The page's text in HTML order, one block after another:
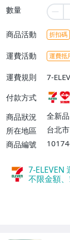
數量
商品活動 折扣碼
運費活動 運費抵
運費規則
7-
貨付
付款方式
商品狀況
全新品
所在地區
台北市
商品編號
7-ELEVEN
不限金額